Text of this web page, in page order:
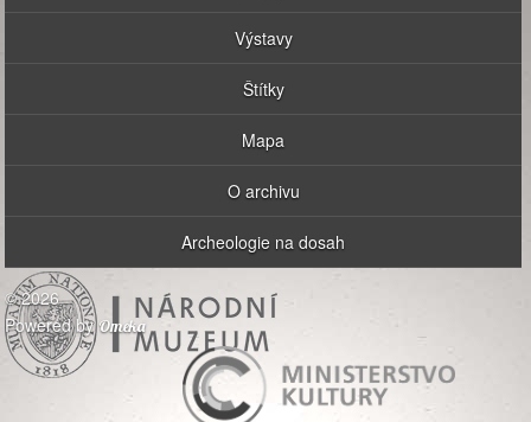
Výstavy
Štítky
Mapa
O archivu
Archeologie na dosah
© 2026
Powered byOmeka